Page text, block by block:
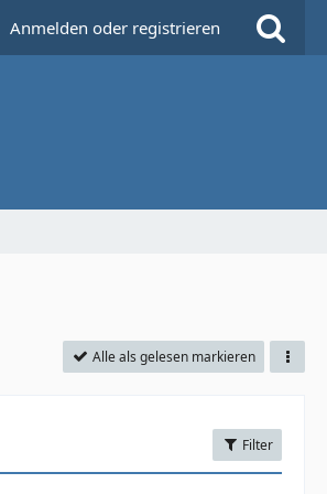
Anmelden oder registrieren
Alle als gelesen markieren
Filter